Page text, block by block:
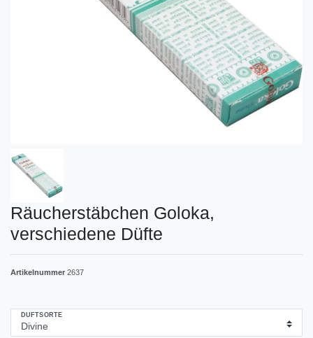
Räucherstäbchen Goloka,
verschiedene Düfte
Artikelnummer 2637
DUFTSORTE